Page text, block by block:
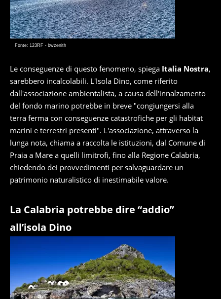
Fonte: 123RF - bwzenith
Le conseguenze di questo fenomeno, spiega Italia Nostra,
sarebbero incalcolabili. L'Isola Dino, come riferito
dall'associazione ambientalista, a causa dell'innalzamento
del fondo marino potrebbe in breve "congiungersi alla
terra ferma con conseguenze catastrofiche per gli habitat
marini e terrestri presenti". L'associazione, attraverso la
lunga nota, chiama a raccolta le istituzioni, dal Comune di
Praia a Mare a quelli limitrofi, fino alla Regione Calabria,
chiedendo dei provvedimenti per salvaguardare un
patrimonio naturalistico di inestimabile valore.
La Calabria potrebbe dire “addio”
all’isola Dino